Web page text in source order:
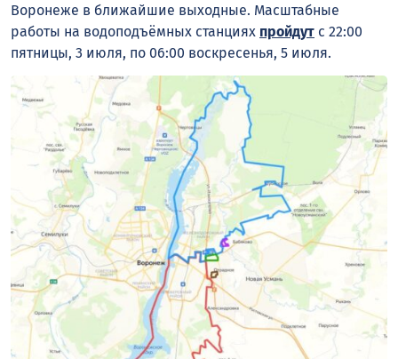
Воронеже в ближайшие выходные. Масштабные
работы на водоподъёмных станциях пройдут с 22:00
пятницы, 3 июля, по 06:00 воскресенья, 5 июля.